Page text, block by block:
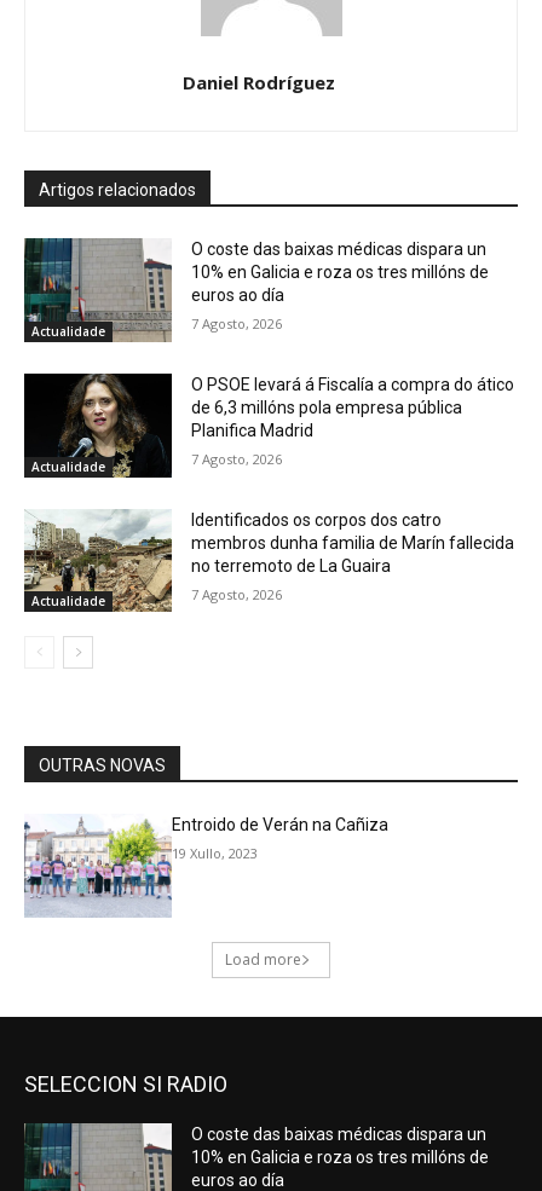
SELECCION SI RADIO
O coste das baixas médicas dispara un
10% en Galicia e roza os tres millóns de
euros ao día